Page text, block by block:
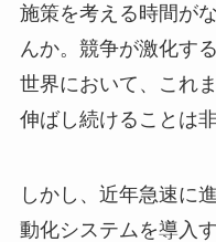
施策を考える時間が
んか。競争が激化す
世界において、これ
伸ばし続けることは
しかし、近年急速に
動化システムを導入